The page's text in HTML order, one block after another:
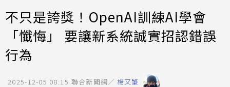
不只是誇獎！OpenAI訓練AI學會
「懺悔」 要讓新系統誠實招認錯誤
行為
2025-12-05 08:15 聯合新聞網／ 楊又肇